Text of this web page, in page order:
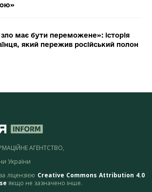
має бути переможене»: історія
який пережив російський полон
АГЕНТСТВО,
України
ліцензією Creative Commons Attribution 4.0
якщо не зазначено інше.